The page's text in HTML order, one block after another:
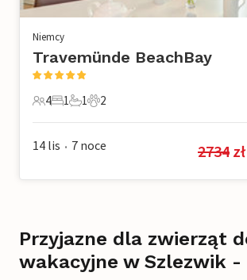
Niemcy
Travemünde BeachBay
4 Goście
4
1 Sypialnia
1
1 Łazienka
1
2 Zwierzęta domowe
2
14 lis • 7 noce 2734 zł
Przyjazne dla zwierząt
wakacyjne w Szlezwik -